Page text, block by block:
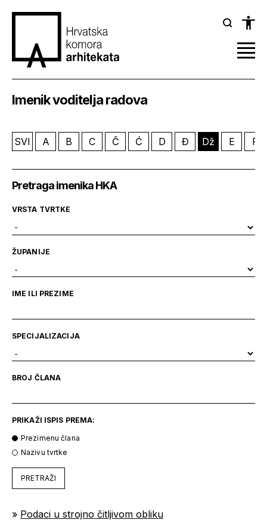
Imenik voditelja radova
SVI A B C Č Ć D Đ Dž E F
Pretraga imenika HKA
VRSTA TVRTKE
ŽUPANIJE
IME ILI PREZIME
SPECIJALIZACIJA
BROJ ČLANA
PRIKAŽI ISPIS PREMA:
Prezimenu člana
Nazivu tvrtke
PRETRAŽI
» Podaci u strojno čitljivom obliku